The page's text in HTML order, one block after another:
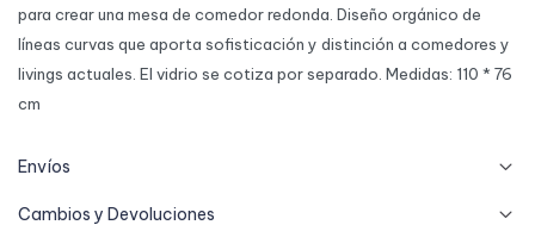
para crear una mesa de comedor redonda. Diseño orgánico de
líneas curvas que aporta sofisticación y distinción a comedores y
livings actuales. El vidrio se cotiza por separado. Medidas: 110 * 76
cm
Envíos
Cambios y Devoluciones